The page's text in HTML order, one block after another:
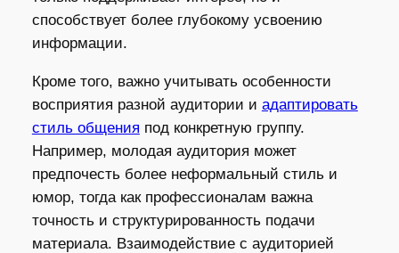
способствует более глубокому усвоению
информации.
Кроме того, важно учитывать особенности
восприятия разной аудитории и адаптировать
стиль общения под конкретную группу.
Например, молодая аудитория может
предпочесть более неформальный стиль и
юмор, тогда как профессионалам важна
точность и структурированность подачи
материала. Взаимодействие с аудиторией